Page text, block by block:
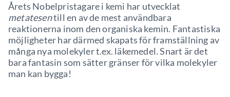
Årets Nobelpristagare i kemi har utvecklat
metatesentill en av de mest användbara
reaktionerna inom den organiska kemin. Fantastiska
möjligheter har därmed skapats för framställning av
många nya molekyler t.ex. läkemedel. Snart är det
bara fantasin som sätter gränser för vilka molekyler
man kan bygga!